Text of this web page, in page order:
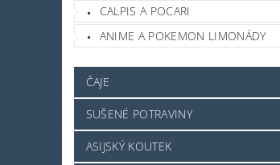
CALPIS A POCARI
ANIME A POKEMON LIMONÁDY
ČAJE
SUŠENÉ POTRAVINY
ASIJSKÝ KOUTEK